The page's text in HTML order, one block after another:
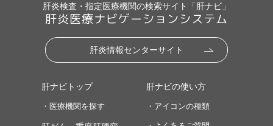
肝炎検査・指定医療機関の検索サイト「肝ナビ」
肝炎医療ナビゲーションシステム
肝炎情報センターサイト
肝ナビトップ
・医療機関を探す
肝ナビの使い方
・アイコンの種類